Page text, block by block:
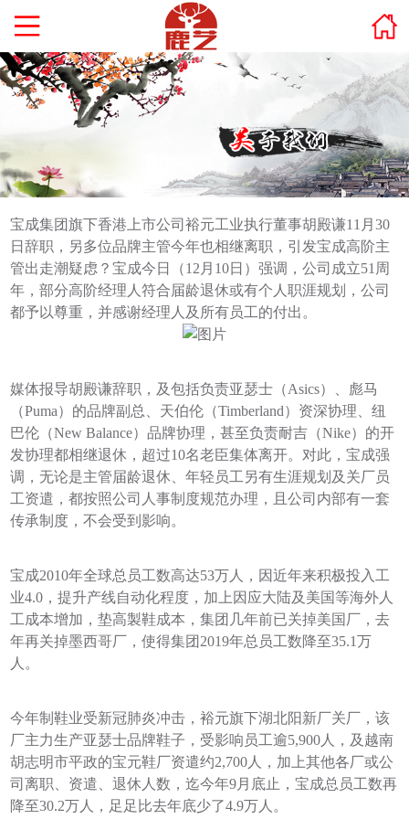
宝成集团旗下香港上市公司裕元工业执行董事胡殿谦11月30
日辞职，另多位品牌主管今年也相继离职，引发宝成高阶主
管出走潮疑虑？宝成今日（12月10日）强调，公司成立51周
年，部分高阶经理人符合届龄退休或有个人职涯规划，公司
都予以尊重，并感谢经理人及所有员工的付出。
媒体报导胡殿谦辞职，及包括负责亚瑟士（Asics）、彪马
（Puma）的品牌副总、天伯伦（Timberland）资深协理、纽
巴伦（New Balance）品牌协理，甚至负责耐吉（Nike）的开
发协理都相继退休，超过10名老臣集体离开。对此，宝成强
调，无论是主管届龄退休、年轻员工另有生涯规划及关厂员
工资遣，都按照公司人事制度规范办理，且公司内部有一套
传承制度，不会受到影响。
宝成2010年全球总员工数高达53万人，因近年来积极投入工
业4.0，提升产线自动化程度，加上因应大陆及美国等海外人
工成本增加，垫高製鞋成本，集团几年前已关掉美国厂，去
年再关掉墨西哥厂，使得集团2019年总员工数降至35.1万
人。
今年制鞋业受新冠肺炎冲击，裕元旗下湖北阳新厂关厂，该
厂主力生产亚瑟士品牌鞋子，受影响员工逾5,900人，及越南
胡志明市平政的宝元鞋厂资遣约2,700人，加上其他各厂或公
司离职、资遣、退休人数，迄今年9月底止，宝成总员工数再
降至30.2万人，足足比去年底少了4.9万人。